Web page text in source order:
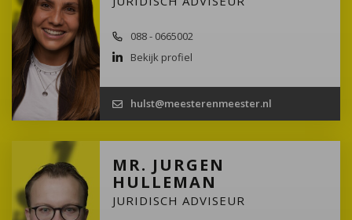
088 - 0665002
Bekijk profiel
hulst@meesterenmeester.nl
MR. JURGEN
HULLEMAN
JURIDISCH ADVISEUR